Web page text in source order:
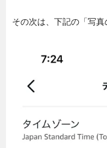
その次は、下記の「写真